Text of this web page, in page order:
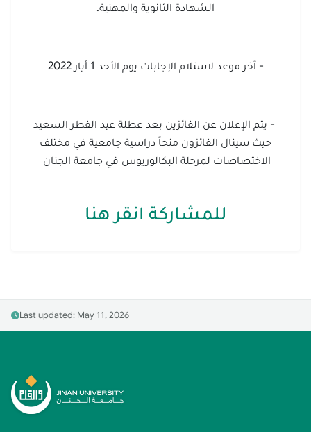
الشهادة الثانوية والمهنية.
- آخر موعد لاستلام الإجابات يوم الأحد 1 أيار 2022
- يتم الإعلان عن الفائزين بعد عطلة عيد الفطر السعيد
حيث سينال الفائزون منحاً دراسية جامعية في مختلف
الاختصاصات لمرحلة البكالوريوس في جامعة الجنان
للمشاركة انقر هنا
Last updated: May 11, 2026